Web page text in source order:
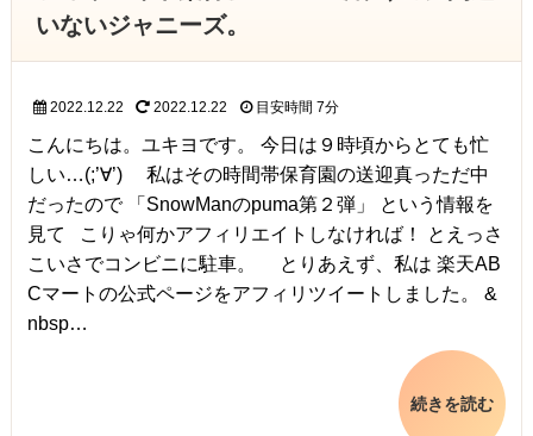
いないジャニーズ。
2022.12.22 2022.12.22 目安時間 7分
こんにちは。ユキヨです。 今日は９時頃からとても忙
しい…(;’∀’) 私はその時間帯保育園の送迎真っただ中
だったので 「SnowManのpuma第２弾」 という情報を
見て こりゃ何かアフィリエイトしなければ！ とえっさ
こいさでコンビニに駐車。 とりあえず、私は 楽天AB
Cマートの公式ページをアフィリツイートしました。 &
nbsp…
続きを読む